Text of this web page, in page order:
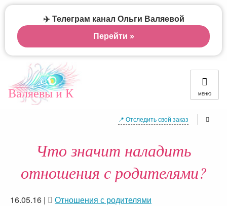
Валяевы и К МЕНЮ
📍 Отследить свой заказ
Что значит наладить
отношения с родителями?
16.05.16 | Отношения с родителями
✈️ Телеграм канал Ольги Валяевой
Перейти »